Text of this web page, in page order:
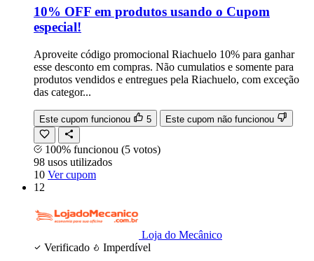
10% OFF em produtos usando o Cupom
especial!
Aproveite código promocional Riachuelo 10% para ganhar
esse desconto em compras. Não cumulatios e somente para
produtos vendidos e entregues pela Riachuelo, com exceção
das categor...
Este cupom funcionou 5 Este cupom não funcionou
100% funcionou (5 votos)
98 usos utilizados
10 Ver cupom
12
Loja do Mecânico
Verificado
Imperdível